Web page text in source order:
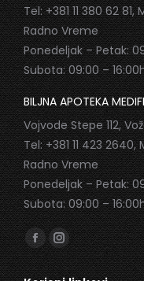
Tel: +381 11 380 62
Radno Vreme
Ponedeljak – Petak:
Subota: 09:00 –
BILJNA APOTEKA
Vojvode Stepe 112,
Tel: +381 11 423 2640,
Radno Vreme
Ponedeljak – Petak:
Subota: 09:00 –
Find us on:
Facebook
page
Instagram
page